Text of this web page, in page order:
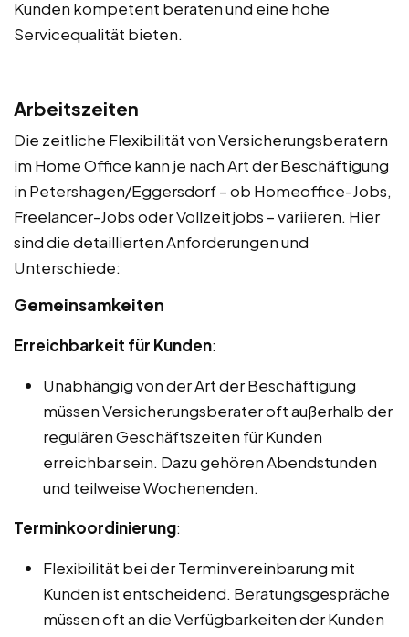
Kunden kompetent beraten und eine hohe
Servicequalität bieten.
Arbeitszeiten
Die zeitliche Flexibilität von Versicherungsberatern
im Home Office kann je nach Art der Beschäftigung
in Petershagen/Eggersdorf – ob Homeoffice-Jobs,
Freelancer-Jobs oder Vollzeitjobs – variieren. Hier
sind die detaillierten Anforderungen und
Unterschiede:
Gemeinsamkeiten
Erreichbarkeit für Kunden:
Unabhängig von der Art der Beschäftigung
müssen Versicherungsberater oft außerhalb der
regulären Geschäftszeiten für Kunden
erreichbar sein. Dazu gehören Abendstunden
und teilweise Wochenenden.
Terminkoordinierung:
Flexibilität bei der Terminvereinbarung mit
Kunden ist entscheidend. Beratungsgespräche
müssen oft an die Verfügbarkeiten der Kunden